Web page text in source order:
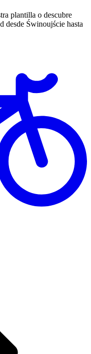
plantilla o descubre
desde Świnoujście hasta